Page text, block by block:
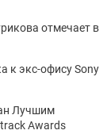
отмечает в
к экс-офису Sony
Лучшим
Awards